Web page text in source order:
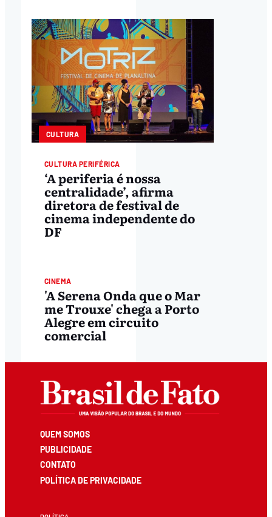
CULTURA
CULTURA PERIFÉRICA
‘A periferia é nossa
centralidade’, afirma
diretora de festival de
cinema independente do
DF
CINEMA
'A Serena Onda que o Mar
me Trouxe' chega a Porto
Alegre em circuito
comercial
QUEM SOMOS
PUBLICIDADE
CONTATO
POLÍTICA DE PRIVACIDADE